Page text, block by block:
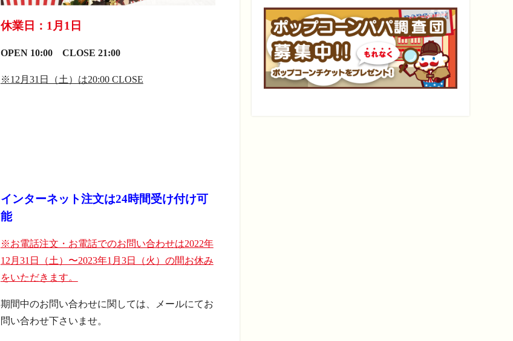
休業日：1月1日
OPEN 10:00 CLOSE 21:00
※12月31日（土）は20:00 CLOSE
インターネット注文は24時間受け付け可
能
※お電話注文・お電話でのお問い合わせは2022年
12月31日（土）〜2023年1月3日（火）の間お休み
をいただきます。
期間中のお問い合わせに関しては、メールにてお
問い合わせ下さいませ。